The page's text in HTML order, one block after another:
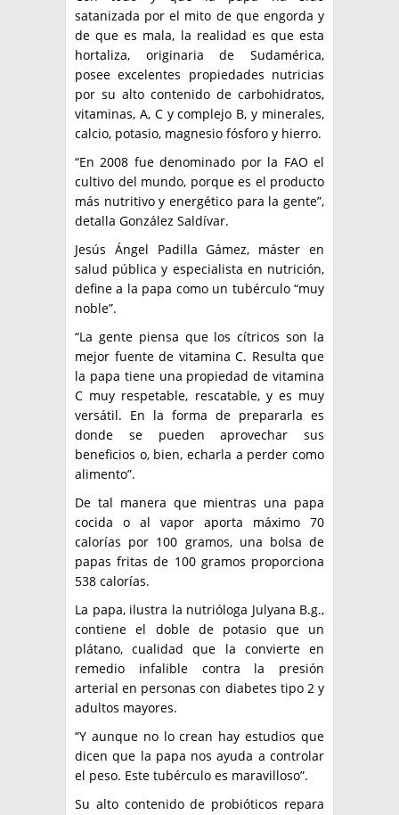
satanizada por el mito de que engorda y
de que es mala, la realidad es que esta
hortaliza, originaria de Sudamérica,
posee excelentes propiedades nutricias
por su alto contenido de carbohidratos,
vitaminas, A, C y complejo B, y minerales,
calcio, potasio, magnesio fósforo y hierro.
“En 2008 fue denominado por la FAO el
cultivo del mundo, porque es el producto
más nutritivo y energético para la gente”,
detalla González Saldívar.
Jesús Ángel Padilla Gámez, máster en
salud pública y especialista en nutrición,
define a la papa como un tubérculo “muy
noble”.
“La gente piensa que los cítricos son la
mejor fuente de vitamina C. Resulta que
la papa tiene una propiedad de vitamina
C muy respetable, rescatable, y es muy
versátil. En la forma de prepararla es
donde se pueden aprovechar sus
beneficios o, bien, echarla a perder como
alimento”.
De tal manera que mientras una papa
cocida o al vapor aporta máximo 70
calorías por 100 gramos, una bolsa de
papas fritas de 100 gramos proporciona
538 calorías.
La papa, ilustra la nutrióloga Julyana B.g.,
contiene el doble de potasio que un
plátano, cualidad que la convierte en
remedio infalible contra la presión
arterial en personas con diabetes tipo 2 y
adultos mayores.
“Y aunque no lo crean hay estudios que
dicen que la papa nos ayuda a controlar
el peso. Este tubérculo es maravilloso”.
Su alto contenido de probióticos repara